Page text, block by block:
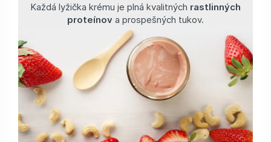
Každá lyžička krému je plná kvalitných rastlinných
proteínov a prospešných tukov.